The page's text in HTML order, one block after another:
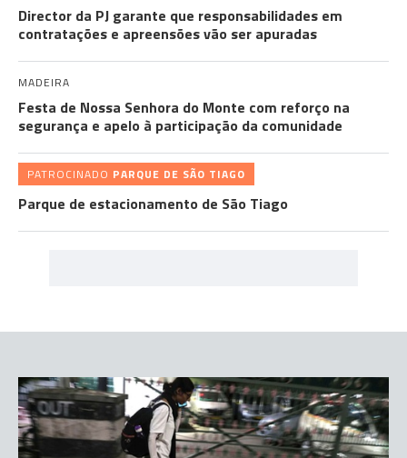
Director da PJ garante que responsabilidades em
contratações e apreensões vão ser apuradas
MADEIRA
Festa de Nossa Senhora do Monte com reforço na
segurança e apelo à participação da comunidade
PATROCINADO PARQUE DE SÃO TIAGO
Parque de estacionamento de São Tiago